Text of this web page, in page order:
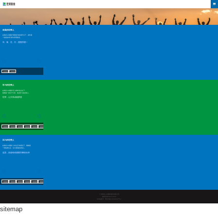
发展的世荣人
在凯发·k8国际“双通道”的发展平台下，成长着
一批批技术行家与管理新贵。
衣、食、住、行，想您所想！
学习的世荣人
在凯发·k8国际“匠人精神”的文化下，
鼓舞着一群乐于分享、终身学习的世荣人。
世荣，让共享成就梦想
活力的世荣人
在凯发·k8国际“人本生活”的理念下，聚拢着
一群热爱生活、活力满满的世荣人。
这里，应该有你想要共事的伙伴
广东凯发·k8国际股份有限公司
版权所有2019-2023
ICP备案号：粤ICP备10038642号-4
sitemap